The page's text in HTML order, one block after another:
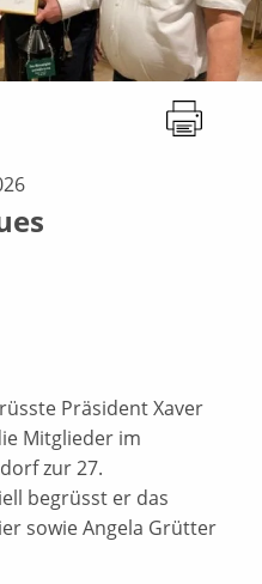
Präsident Xaver
Mitglieder im
zur 27.
begrüsst er das
sowie Angela Grütter